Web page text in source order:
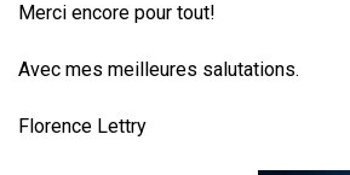
Merci encore pour tout!
Avec mes meilleures salutations.
Florence Lettry